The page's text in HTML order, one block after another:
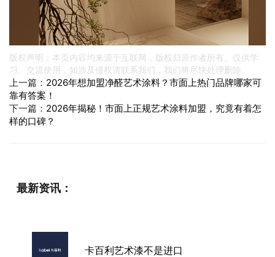
版权声明：本页内容均来源于互联网，版权归原作者所有。仅供学
习、交流使用，如涉及侵权请联系我们，我们将尽快处理删除。
上一篇： 2026年想加盟净醛艺术涂料？市面上热门品牌哪家可
靠有答案！
下一篇： 2026年揭秘！市面上正规艺术涂料加盟，究竟有着怎
样的口碑？
最新资讯：
卡百利艺术漆不是进口